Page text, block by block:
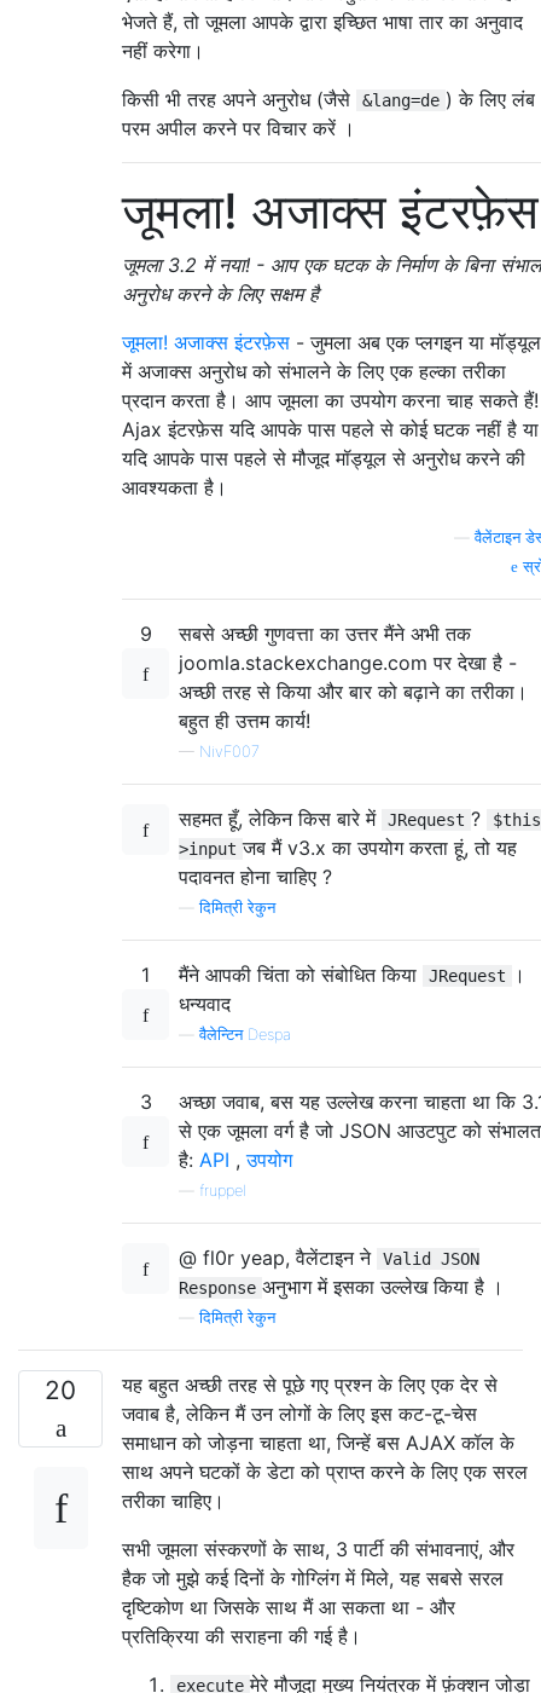
भेजते हैं, तो जूमला आपके द्वारा इच्छित भाषा तार का अनुवाद
नहीं करेगा।
किसी भी तरह अपने अनुरोध (जैसे
&lang=de ) के लिए लंब
परम अपील करने पर विचार करें ।
जूमला! अजाक्स इंटरफ़ेस
जूमला 3.2 में नया! - आप एक घटक के निर्माण के बिना संभाल
अनुरोध करने के लिए सक्षम है
जूमला! अजाक्स इंटरफ़ेस - जुमला अब एक प्लगइन या मॉड्यूल
में अजाक्स अनुरोध को संभालने के लिए एक हल्का तरीका
प्रदान करता है। आप जूमला का उपयोग करना चाह सकते हैं!
Ajax इंटरफ़ेस यदि आपके पास पहले से कोई घटक नहीं है या
यदि आपके पास पहले से मौजूद मॉड्यूल से अनुरोध करने की
आवश्यकता है।
—वैलेंटाइन
9
सबसे अच्छी गुणवत्ता का उत्तर मैंने अभी तक
joomla.stackexchange.com पर देखा है -
अच्छी तरह से किया और बार को बढ़ाने का तरीका।
बहुत ही उत्तम कार्य!
— NivF007
सहमत हूँ, लेकिन किस बारे में JRequest ?
>input जब मैं v3.x का उपयोग करता हूं, तो यह
पदावनत होना चाहिए ?
—दिमित्री रेकुन
1 मैंने आपकी चिंता को संबोधित किया JRequest
।
धन्यवाद
—वैलेन्टिन Despa
3
अच्छा जवाब, बस यह उल्लेख करना चाहता था कि
से एक जूमला वर्ग है जो JSON आउटपुट को
है: API ,उपयोग
fruppel
@ fl0r yeap, वैलेंटाइन ने Valid JSON
Response अनुभाग में इसका उल्लेख किया है ।
—दिमित्री रेकुन
20
यह बहुत अच्छी तरह से पूछे गए प्रश्न के लिए एक देर से
जवाब है, लेकिन मैं उन लोगों के लिए इस कट-टू-चेस
समाधान को जोड़ना चाहता था, जिन्हें बस AJAX कॉल के
साथ अपने घटकों के डेटा को प्राप्त करने के लिए एक सरल
तरीका चाहिए।
सभी जूमला संस्करणों के साथ, 3 पार्टी की संभावनाएं, और
हैक जो मुझे कई दिनों के गोग्लिंग में मिले, यह सबसे सरल
दृष्टिकोण था जिसके साथ मैं आ सकता था - और
प्रतिक्रिया की सराहना की गई है।
execute मेरे मौजूदा मुख्य नियंत्रक में फ़ंक्शन जोड़ा